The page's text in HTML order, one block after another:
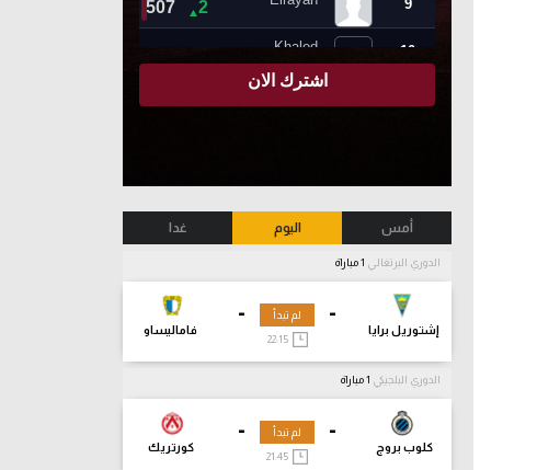
أمس اليوم غدا
الدوري البرتغالي
-
إشتوريل برايا
-
فاماليساو
لم تبدأ
22:15
الدوري البلجيكي
-
كلوب بروج
-
كورتريك
لم تبدأ